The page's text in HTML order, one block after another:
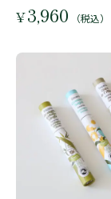
¥3,960 （税込）